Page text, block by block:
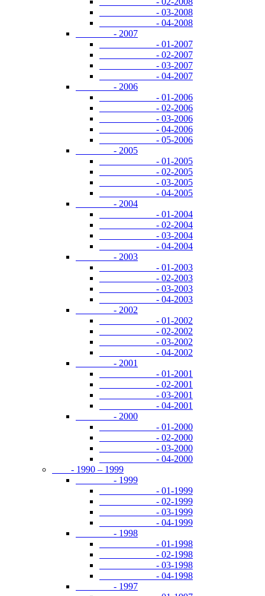
- 03-2008
- 04-2008
- 2007
- 01-2007
- 02-2007
- 03-2007
- 04-2007
- 2006
- 01-2006
- 02-2006
- 03-2006
- 04-2006
- 05-2006
- 2005
- 01-2005
- 02-2005
- 03-2005
- 04-2005
- 2004
- 01-2004
- 02-2004
- 03-2004
- 04-2004
- 2003
- 01-2003
- 02-2003
- 03-2003
- 04-2003
- 2002
- 01-2002
- 02-2002
- 03-2002
- 04-2002
- 2001
- 01-2001
- 02-2001
- 03-2001
- 04-2001
- 2000
- 01-2000
- 02-2000
- 03-2000
- 04-2000
- 1990 – 1999
- 1999
- 01-1999
- 02-1999
- 03-1999
- 04-1999
- 1998
- 01-1998
- 02-1998
- 03-1998
- 04-1998
- 1997